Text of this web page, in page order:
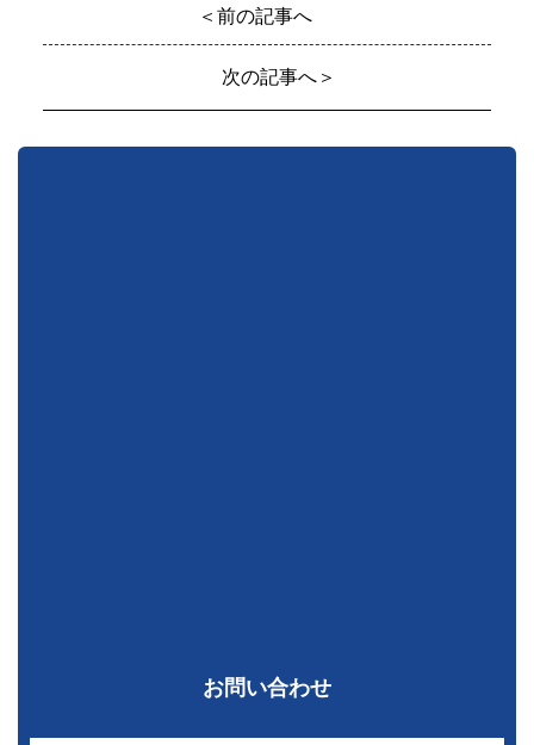
＜前の記事へ
次の記事へ＞
お問い合わせ